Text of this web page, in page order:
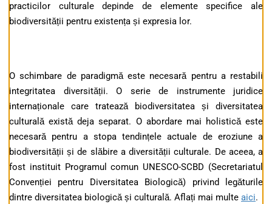
practicilor culturale depinde de elemente specifice ale
biodiversității pentru existența și expresia lor.
O schimbare de paradigmă este necesară pentru a restabili
integritatea diversității. O serie de instrumente juridice
internaționale care tratează biodiversitatea și diversitatea
culturală există deja separat. O abordare mai holistică este
necesară pentru a stopa tendințele actuale de eroziune a
biodiversității și de slăbire a diversității culturale. De aceea, a
fost instituit Programul comun UNESCO-SCBD (Secretariatul
Convenției pentru Diversitatea Biologică) privind legăturile
dintre diversitatea biologică și culturală. Aflați mai multe aici.